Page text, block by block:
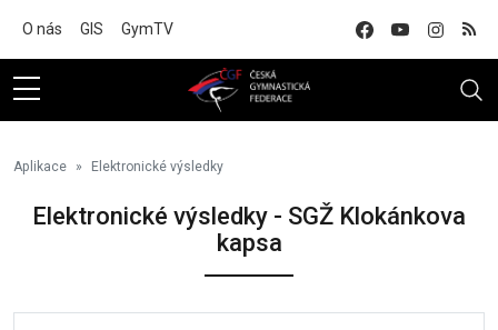
O nás GIS GymTV
Aplikace Elektronické výsledky
Elektronické výsledky - SGŽ Klokánkova
kapsa